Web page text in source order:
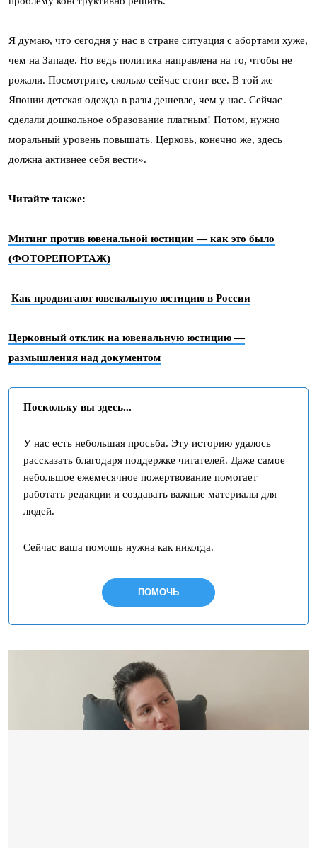
Я думаю, что сегодня у нас в стране ситуация с абортами хуже,
чем на Западе. Но ведь политика направлена на то, чтобы не
рожали. Посмотрите, сколько сейчас стоит все. В той же
Японии детская одежда в разы дешевле, чем у нас. Сейчас
сделали дошкольное образование платным! Потом, нужно
моральный уровень повышать. Церковь, конечно же, здесь
должна активнее себя вести».
Читайте также:
Митинг против ювенальной юстиции — как это было
(ФОТОРЕПОРТАЖ)
Как продвигают ювенальную юстицию в России
Церковный отклик на ювенальную юстицию —
размышления над документом
Поскольку вы здесь...
У нас есть небольшая просьба. Эту историю удалось
рассказать благодаря поддержке читателей. Даже самое
небольшое ежемесячное пожертвование помогает
работать редакции и создавать важные материалы для
людей.
Сейчас ваша помощь нужна как никогда.
ПОМОЧЬ